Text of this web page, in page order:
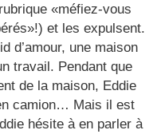
«méfiez-vous
et les expulsent.
d’amour, une maison
travail. Pendant que
de la maison, Eddie
camion… Mais il est
hésite à en parler à